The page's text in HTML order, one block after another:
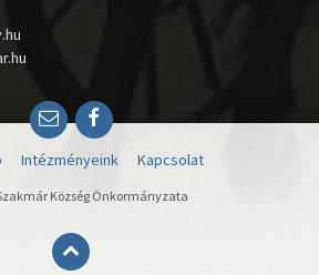
EmailFacebook
Intézményeink Kapcsolat
Község Önkormányzata